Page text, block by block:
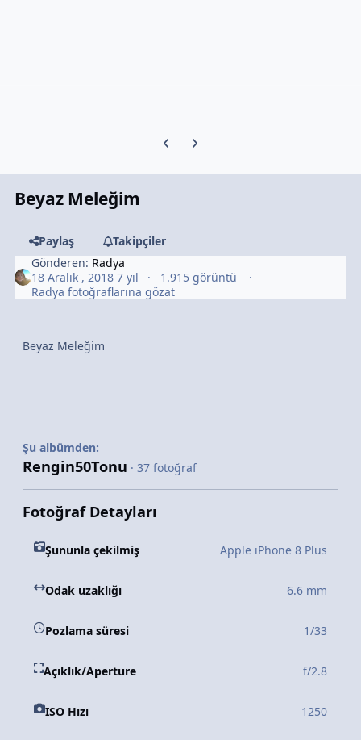
Previous carousel slide
Next carousel slide
Beyaz Meleğim
Paylaş
Takipçiler
Gönderen: Radya
18 Aralık , 20187 yıl
1.915 görüntü
Radya fotoğraflarına gözat
Beyaz Meleğim
Şu albümden:
Rengin50Tonu · 37 fotoğraf
Fotoğraf Detayları
Şununla çekilmiş Apple iPhone 8 Plus
Odak uzaklığı 6.6 mm
Pozlama süresi 1/33
Açıklık/Aperture f/2.8
ISO Hızı 1250